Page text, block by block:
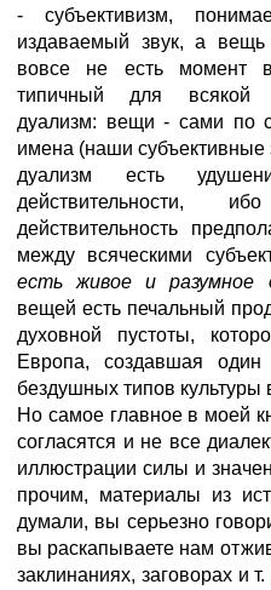
- субъективизм,
издаваемый звук, а
вовсе не есть момент
типичный для всякой
дуализм: вещи - сами по
имена (наши субъективные
дуализм есть
действительности,
действительность
между всяческими
есть живое и разумное
вещей есть печальный
духовной пустоты,
Европа, создавшая
бездушных типов культуры
Но самое главное в моей
согласятся и не все
иллюстрации силы и
прочим, материалы из
думали, вы серьезно
вы раскапываете нам
заклинаниях, заговорах и